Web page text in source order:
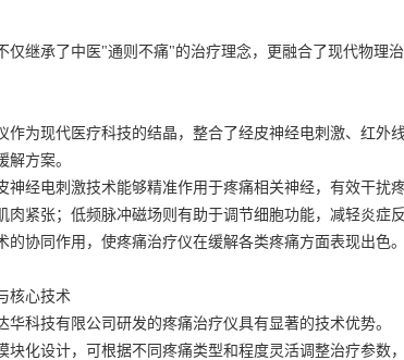
仅继承了中医"通则不痛"的治疗理念，更融合了现代物理
作为现代医疗科技的结晶，整合了经皮神经电刺激、红外
解方案。
神经电刺激技术能够精准作用于疼痛相关神经，有效干扰
肉紧张；低频脉冲磁场则有助于调节细胞功能，减轻炎症反
的协同作用，使疼痛治疗仪在缓解各类疼痛方面表现出色。
核心技术
华科技有限公司研发的疼痛治疗仪具有显著的技术优势。
块化设计，可根据不同疼痛类型和程度灵活调整治疗参数